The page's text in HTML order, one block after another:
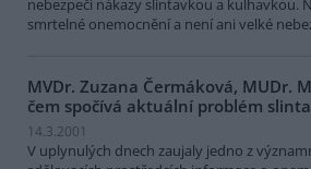
nebezpečí nákazy slintavkou a kulhavkou.
smrtelné onemocnění a není ani velké
MVDr. Zuzana Čermáková, MUDr.
čem spočívá aktuální problém
14.3.2001
V uplynulých dnech zaujaly jedno z